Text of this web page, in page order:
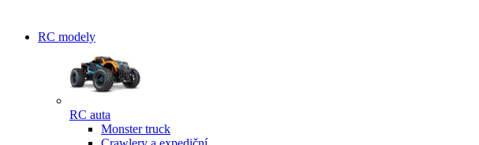
RC modely
RC auta
Monster truck